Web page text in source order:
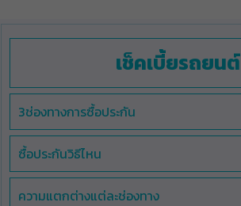
เช็คเบี้ยรถยนต์
3ช่องทางการซื้อประกัน
ซื้อประกันวิธีไหน
ความแตกต่างแต่ละช่องทาง